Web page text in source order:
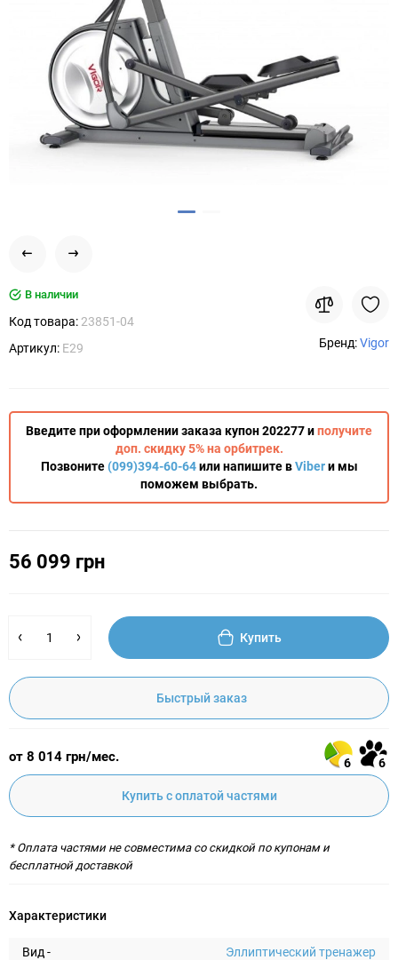
В наличии
Код товара: 23851-04
Артикул: E29 Бренд:Vigor
Введите при оформлении заказа купон 202277 иполучите
доп. скидку 5% на орбитрек.
Позвоните(099)394-60-64или напишите вViberи мы
поможем выбрать.
56 099 грн
Купить
Быстрый заказ
от 8 014 грн/мес. 6 6
Купить с оплатой частями
* Оплата частями не совместима со скидкой по купонам и
бесплатной доставкой
Характеристики
Вид -
Эллиптический тренажер